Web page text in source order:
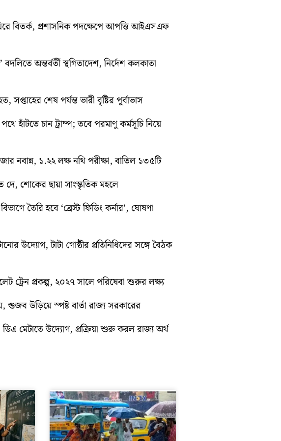
বিতর্ক, প্রশাসনিক পদক্ষেপে আপত্তি আইএসএফ
বদলিতে অন্তর্বর্তী স্থগিতাদেশ, নির্দেশ কলকাতা
সপ্তাহের শেষ পর্যন্ত ভারী বৃষ্টির পূর্বাভাস
হাঁটতে চান ট্রাম্প; তবে পরমাণু কর্মসূচি নিয়ে
নবান্ন, ১.২২ লক্ষ নথি পরীক্ষা, বাতিল ১৩৫টি
দে, শোকের ছায়া সাংস্কৃতিক মহলে
তৈরি হবে ‘ব্রেস্ট ফিডিং কর্নার’, ঘোষণা
উদ্যোগ, টাটা গোষ্ঠীর প্রতিনিধিদের সঙ্গে বৈঠক
ট্রেন প্রকল্প, ২০২৭ সালে পরিষেবা শুরুর লক্ষ্য
উড়িয়ে স্পষ্ট বার্তা রাজ্য সরকারের
ডিএ মেটাতে উদ্যোগ, প্রক্রিয়া শুরু করল রাজ্য অর্থ